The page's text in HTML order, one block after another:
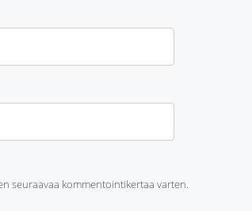
seuraavaa kommentointikertaa varten.